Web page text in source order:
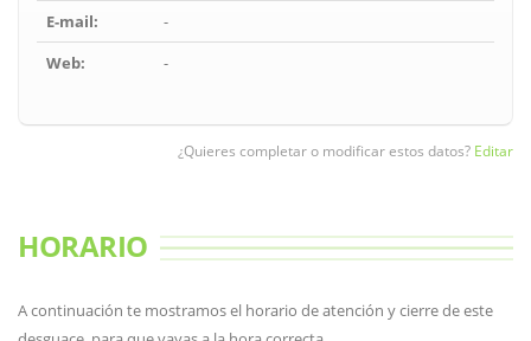
E-mail:
-
Web:
-
¿Quieres completar o modificar estos datos? Editar
HORARIO
A continuación te mostramos el horario de atención y cierre de este